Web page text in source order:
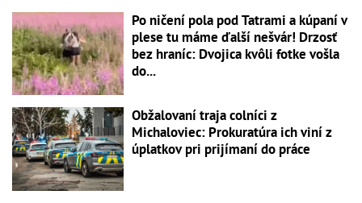
Po ničení pola pod Tatrami a kúpaní v
plese tu máme ďalší nešvár! Drzosť
bez hraníc: Dvojica kvôli fotke vošla
do...
Obžalovaní traja colníci z
Michaloviec: Prokuratúra ich viní z
úplatkov pri prijímaní do práce